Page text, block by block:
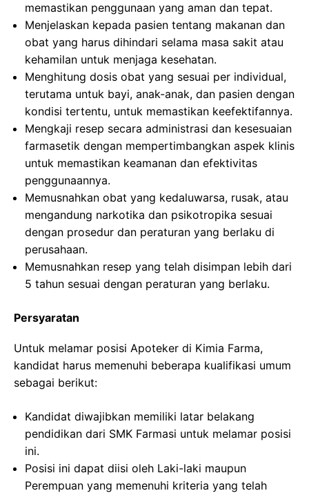
memastikan penggunaan yang aman dan tepat.
Menjelaskan kepada pasien tentang makanan dan
obat yang harus dihindari selama masa sakit atau
kehamilan untuk menjaga kesehatan.
Menghitung dosis obat yang sesuai per individual,
terutama untuk bayi, anak-anak, dan pasien dengan
kondisi tertentu, untuk memastikan keefektifannya.
Mengkaji resep secara administrasi dan kesesuaian
farmasetik dengan mempertimbangkan aspek klinis
untuk memastikan keamanan dan efektivitas
penggunaannya.
Memusnahkan obat yang kedaluwarsa, rusak, atau
mengandung narkotika dan psikotropika sesuai
dengan prosedur dan peraturan yang berlaku di
perusahaan.
Memusnahkan resep yang telah disimpan lebih dari
5 tahun sesuai dengan peraturan yang berlaku.
Persyaratan
Untuk melamar posisi Apoteker di Kimia Farma,
kandidat harus memenuhi beberapa kualifikasi umum
sebagai berikut:
Kandidat diwajibkan memiliki latar belakang
pendidikan dari SMK Farmasi untuk melamar posisi
ini.
Posisi ini dapat diisi oleh Laki-laki maupun
Perempuan yang memenuhi kriteria yang telah